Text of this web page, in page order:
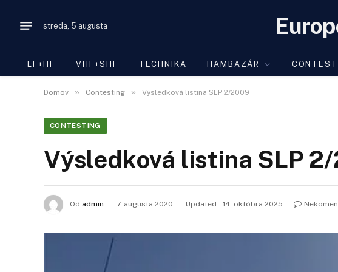
streda, 5 augusta
LF+HF VHF+SHF TECHNIKA HAMBAZÁR
Domov » Contesting » Výsledková listina SLP 2/2009
CONTESTING
Výsledková listina SLP
Od admin 7. augusta 2020 Updated: 14. októbra 2025